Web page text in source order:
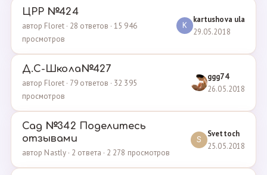
ЦРР №424
автор Floret · 28 ответов · 15 946
просмотров
K
kartushova ula
29.05.2018
Д.С-Школа№427
автор Floret · 79 ответов · 32 395
просмотров
ggg74
26.05.2018
Сад №342 Поделитесь
отзывами
автор Nastly · 2 ответа · 2 278 просмотров
S
Svettoch
25.05.2018